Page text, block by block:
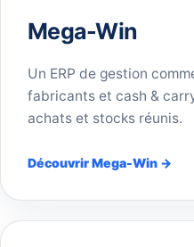
Mega-Win
Un ERP de gestion
fabricants et cash &
achats et stocks réunis.
Découvrir Mega-Win →